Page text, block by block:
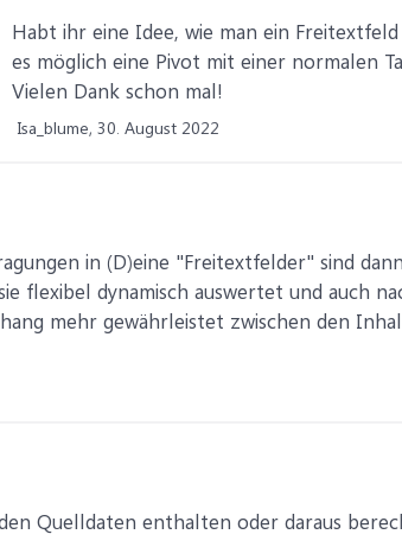
Habt ihr eine Idee, wie man ein
es möglich eine Pivot mit einer normalen
Vielen Dank schon mal!
Isa_blume, 30. August 2022
in (D)eine "Freitextfelder" sind
flexibel dynamisch auswertet und auch
mehr gewährleistet zwischen den
Quelldaten enthalten oder daraus